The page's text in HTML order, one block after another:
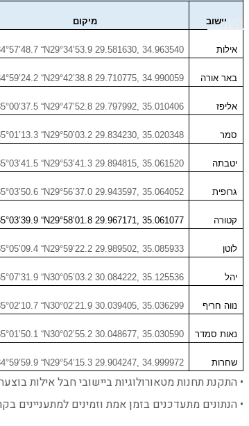
העמוד
יישוב מיקום
אילות “N29°34’53.9 29.581630, 34.963540
באר אורה “N29°42’38.8 29.710775, 34.990059
אליפז “N29°47’52.8 29.797992, 35.010406
סמר “N29°50’03.2 29.834230, 35.020348
יטבתה “N29°53’41.3 29.894815, 35.061520
גרופית “N29°56’37.0 29.943597, 35.064052
קטורה “N29°58’01.8 29.967171, 35.061077
לוטן “N29°59’22.2 29.989502, 35.085933
יהל “N30°05’03.2 30.084222, 35.125536
נווה חריף “N30°02’21.9 30.039405, 35.036299
נאות סמדר “N30°02’55.2 30.048677, 35.030590
שחרות “N29°54’15.3 29.904247, 34.999972
• התקנת תחנות מטאורולוגיות ביישובי חבל אילות
• הנתונים מתעדכנים בזמן אמת וזמינים למתעניינים